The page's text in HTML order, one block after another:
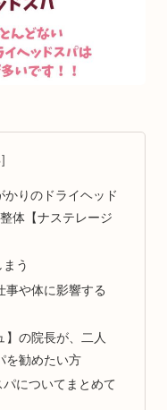
りのドライヘッド
体【ナステレージ
う
事や体に影響する
】の院長が、二人
を勧めたい方
についてまとめて